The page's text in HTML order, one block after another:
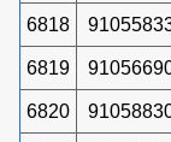
6818
6819
6820